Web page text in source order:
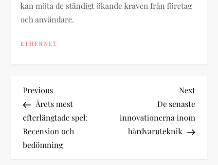
kan möta de ständigt ökande kraven från företag
och användare.
ETHERNET
P
o
s
Previous
Post
Previous
Årets mest
efterlängtade spel:
Recension och
bedömning
Next
Post
Next
De senaste
innovationerna inom
hårdvaruteknik